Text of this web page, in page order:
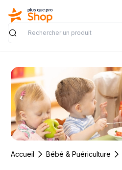
Rechercher
Accueil Bébé & Puériculture